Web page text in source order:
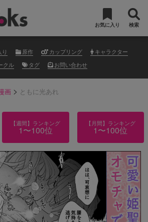
お気に入り 検索
原作 カップリング
キャラクター
クル
タグ お問い合わせ
画 > ともに光あれ
【週間】ランキング
1〜100位
【月間】ランキング
1〜100位